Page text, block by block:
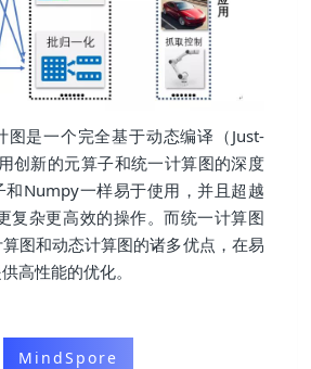
图是一个完全基于动态编译（Just-
创新的元算子和统一计算图的深度
和Numpy一样易于使用，并且超越
复杂更高效的操作。而统一计算图
图和动态计算图的诸多优点，在易
高性能的优化。
MindSpore